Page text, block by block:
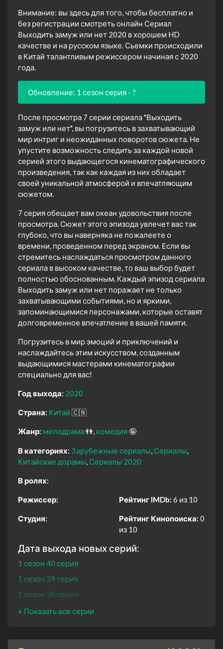
Внимание: вы здесь для того, чтобы бесплатно и
без регистрации смотреть онлайн Сериал
Выходить замуж или нет 2020 в хорошем HD
качестве и на русском языке. Сьемки происходили
в Китай талантливым режиссером начиная с 2020
года.
Обновление: 1 сезон серия - ?
После просмотра 7 серии сериала "Выходить
замуж или нет", вы погрузитесь в захватывающий
мир интриг и неожиданных поворотов сюжета. Не
упустите возможность следить за каждой новой
серией этого выдающегося кинематографического
произведения, так как каждая из них обладает
своей уникальной атмосферой и впечатляющим
сюжетом.
7 серия обещает вам океан удовольствия после
просмотра. Сюжет этого эпизода увлечет вас так
глубоко, что вы наверняка не пожалеете о
времени, проведенном перед экраном. Если вы
стремитесь наслаждаться просмотром данного
сериала в высоком качестве, то ваш выбор будет
полностью обоснованным. Каждый эпизод сериала
Выходить замуж или нет поражает не только
захватывающими событиями, но и яркими,
запоминающимися персонажами, которые оставят
долговременное впечатление в вашей памяти.
Погрузитесь в мир эмоций и приключений и
наслаждайтесь этим искусством, созданным
выдающимися мастерами кинематографии
специально для вас!
Год выхода: 2020
Страна: Китай 🇨🇳
Жанр: мелодрама👫 комедия 🤪
В категориях: Зарубежные сериалы Сериалы
Китайские дорамы Сериалы 2020
В ролях:
Режиссер:
Студия:
Рейтинг IMDb: 6 из 10
Рейтинг Кинопоиска: 0
из 10
Дата выхода новых серий:
1 сезон 40 серия
1 сезон 39 серия
1 сезон 38 серия
1 сезон 37 серия
1 сезон 35 серия